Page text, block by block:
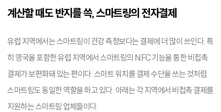
계산할 때도 반지를 쓱, 스마트링의 전자결제
유럽 지역에서는 스마트링이 건강 측정보다는 결제에 더 많이 쓰인다. 특
히 영국을 포함한 유럽 지역에서 스마트링의 NFC 기능을 통한 비접촉
결제가 보편화돼 있는 편이다. 스마트 워치를 결제 수단을 쓰는 것처럼
스마트링도 동일한 역할을 하고 있다. 아래는 각 지역에서 비접촉 결제를
지원하는 스마트링 업체들이다.